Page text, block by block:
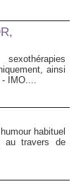
ainsi
- IMO....
habituel
au travers de